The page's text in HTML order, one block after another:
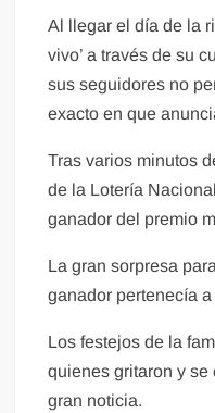
Al llegar el día de la
vivo’ a través de su
sus seguidores no
exacto en que
Tras varios minutos
de la Lotería
ganador del premio
La gran sorpresa
ganador pertenecía
Los festejos de la
quienes gritaron y
gran noticia.